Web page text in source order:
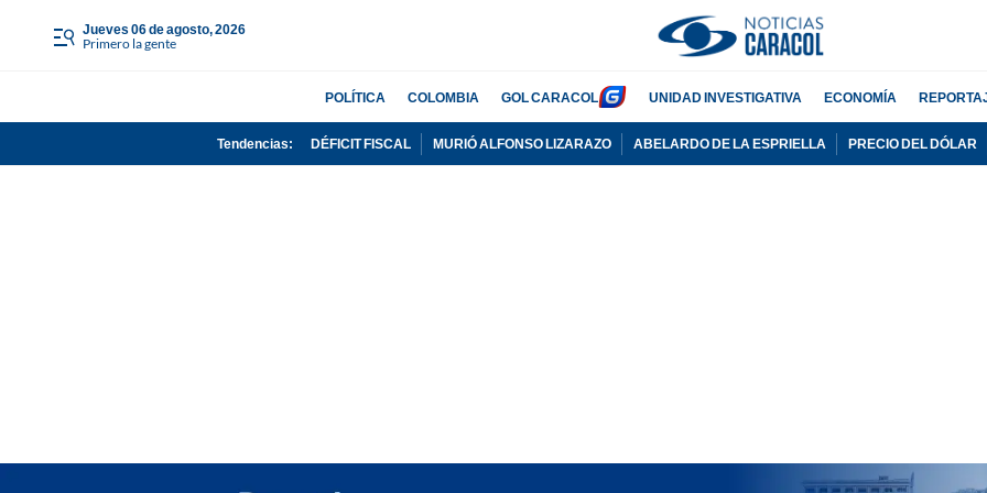
jueves 06 de agosto, 2026
Primero la gente
POLÍTICA COLOMBIA GOL CARACOL UNIDAD INVESTIGATIVA ECONOMÍA
Tendencias: DÉFICIT FISCAL MURIÓ ALFONSO LIZARAZO ABELARDO DE LA ESPRIELLA PRECIO DEL DÓLAR